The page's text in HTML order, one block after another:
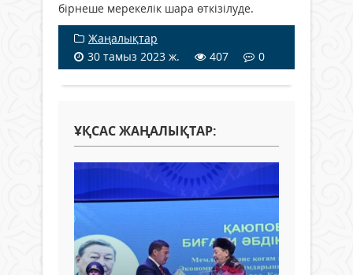
бірнеше мерекелік шара өткізілуде.
Жаңалықтар
30 тамыз 2023 ж.
407 0
ҰҚСАС ЖАҢАЛЫҚТАР: